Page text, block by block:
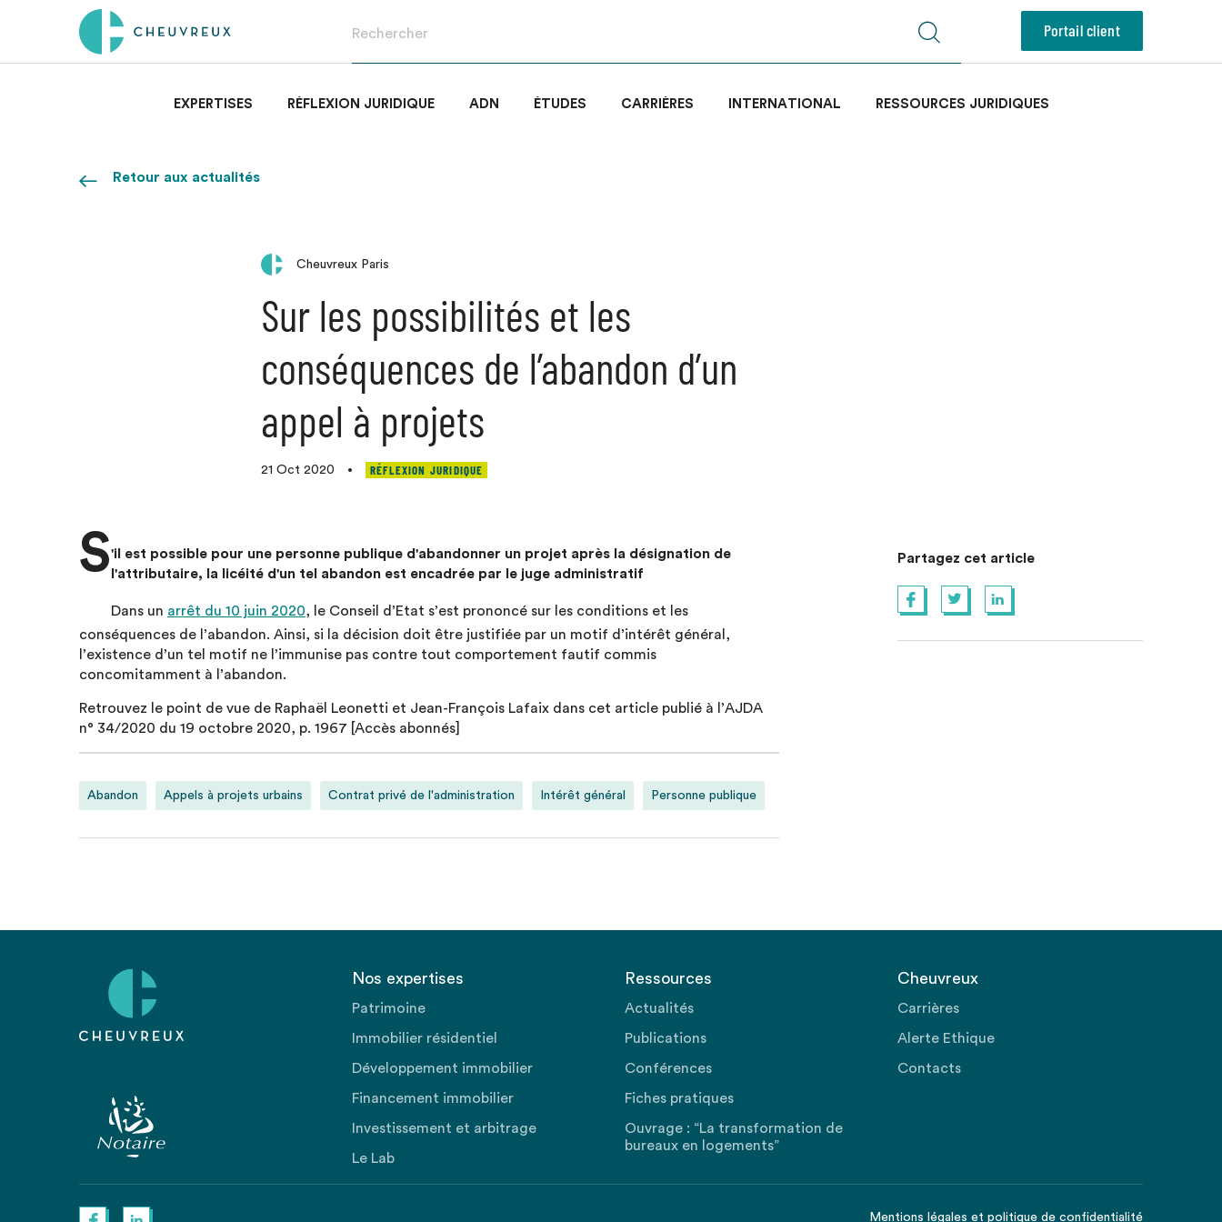
Portail client
EXPERTISES RÉFLEXION JURIDIQUE ADN ÉTUDES CARRIÈRES INTERNATIONAL RESSOURCES JURIDIQUES
Retour aux actualités
Cheuvreux Paris
Sur les possibilités et les
conséquences de l’abandon d’un
appel à projets
21 Oct 2020 • RÉFLEXION JURIDIQUE
S'il est possible pour une personne publique d'abandonner un projet après la désignation de
l'attributaire, la licéité d'un tel abandon est encadrée par le juge administratif
Dans un arrêt du 10 juin 2020, le Conseil d’Etat s’est prononcé sur les conditions et les
conséquences de l’abandon. Ainsi, si la décision doit être justifiée par un motif d’intérêt général,
l’existence d’un tel motif ne l’immunise pas contre tout comportement fautif commis
concomitamment à l’abandon.
Retrouvez le point de vue de Raphaël Leonetti et Jean-François Lafaix dans cet article publié à l’AJDA
n° 34/2020 du 19 octobre 2020, p. 1967 [Accès abonnés]
Abandon Appels à projets urbains Contrat privé de l'administration Intérêt général Personne publique
Partagez cet article
Nos expertises
Patrimoine
Immobilier résidentiel
Développement immobilier
Financement immobilier
Investissement et arbitrage
Le Lab
Ressources
Actualités
Publications
Conférences
Fiches pratiques
Ouvrage : “La transformation de
bureaux en logements”
Cheuvreux
Carrières
Alerte Ethique
Contacts
Mentions légales et politique de confidentialité